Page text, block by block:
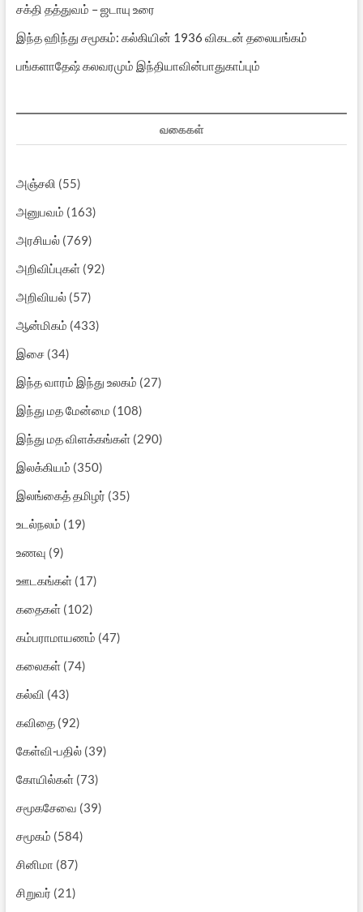
சக்தி தத்துவம் – ஜடாயு உரை
இந்த ஹிந்து சமூகம்: கல்கியின் 1936 விகடன் தலையங்கம்
பங்களாதேஷ் கலவரமும் இந்தியாவின்பாதுகாப்பும்
வகைகள்
அஞ்சலி (55)
அனுபவம் (163)
அரசியல்(769)
அறிவிப்புகள்(92)
அறிவியல்(57)
ஆன்மிகம் (433)
இசை(34)
இந்த வாரம் இந்து உலகம் (27)
இந்து மத மேன்மை (108)
இந்து மத விளக்கங்கள்(290)
இலக்கியம் (350)
இலங்கைத் தமிழர் (35)
உடல்நலம் (19)
உணவு (9)
ஊடகங்கள்(17)
கதைகள்(102)
கம்பராமாயணம் (47)
கலைகள்(74)
கல்வி (43)
கவிதை(92)
கேள்வி-பதில்(39)
கோயில்கள்(73)
சமூகசேவை (39)
சமூகம் (584)
சினிமா (87)
சிறுவர் (21)